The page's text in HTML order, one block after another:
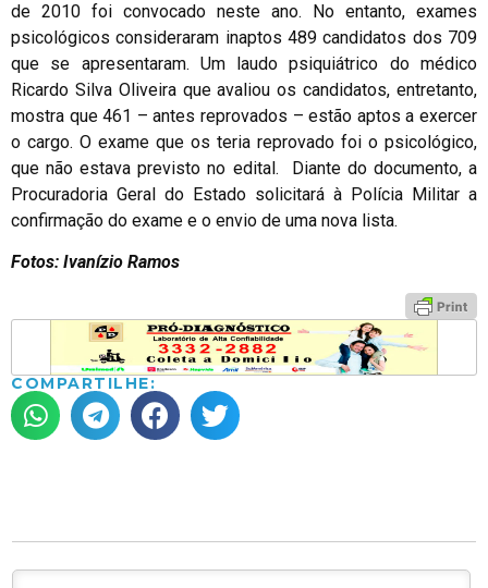
de 2010 foi convocado neste ano. No entanto, exames
psicológicos consideraram inaptos 489 candidatos dos 709
que se apresentaram. Um laudo psiquiátrico do médico
Ricardo Silva Oliveira que avaliou os candidatos, entretanto,
mostra que 461 – antes reprovados – estão aptos a exercer
o cargo. O exame que os teria reprovado foi o psicológico,
que não estava previsto no edital. Diante do documento, a
Procuradoria Geral do Estado solicitará à Polícia Militar a
confirmação do exame e o envio de uma nova lista.
Fotos: Ivanízio Ramos
COMPARTILHE: